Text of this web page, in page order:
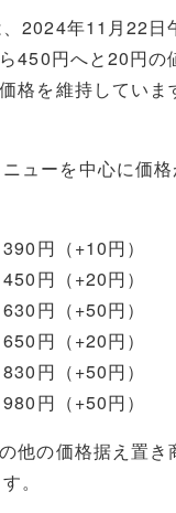
2024年11月22
450円へと20円
格を維持していま
ューを中心に価
円（+10円）
円（+20円）
円（+50円）
円（+20円）
円（+50円）
円（+50円）
他の価格据え置
。